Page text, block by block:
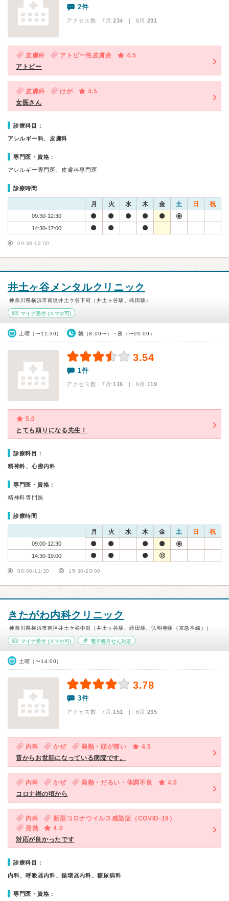
2件
アクセス数 7月:234 | 6月:231
皮膚科 アトピー性皮膚炎
4.5
アトピー
皮膚科 けが
4.5
女医さん
診療科目：
アレルギー科、皮膚科
専門医・資格：
アレルギー専門医、皮膚科専門医
診療時間
月 火 水 木 金 土 日 祝
09:30-12:30
14:30-17:00
09:30-12:00
井土ヶ谷メンタルクリニック
神奈川県横浜市南区井土ケ谷下町（井土ヶ谷駅、蒔田駅）
マイナ受付 (スマホ可)
土曜（〜11:30） 朝（8:00〜）・夜（〜20:00）
3.54
1件
アクセス数 7月:116 | 6月:119
5.0
とても頼りになる先生！
診療科目：
精神科、心療内科
専門医・資格：
精神科専門医
診療時間
月 火 水 木 金 土 日 祝
09:00-12:30
14:30-19:00
08:00-11:30 15:30-20:00
きたがわ内科クリニック
神奈川県横浜市南区井土ケ谷中町（井土ヶ谷駅、蒔田駅、弘明寺駅（京急本線））
マイナ受付 (スマホ可) 電子処方せん対応
土曜（〜14:00）
3.78
3件
アクセス数 7月:151 | 6月:235
内科 かぜ 発熱・頭が痛い
4.5
昔からお世話になっている病院です。
内科 かぜ 発熱・だるい・体調不良
4.0
コロナ禍の頃から
内科
新型コロナウイルス感染症（COVID-19）
発熱
4.0
対応が良かったです
診療科目：
内科、呼吸器内科、循環器内科、糖尿病科
専門医・資格：